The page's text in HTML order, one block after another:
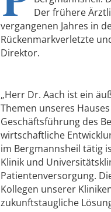
Der frühere
vergangenen Jahres in
Rückenmarkverletzte
Direktor.
„Herr Dr. Aach ist ein
Themen unseres
Geschäftsführung des
wirtschaftliche
im Bergmannsheil tätig
Klinik und
Patientenversorgung.
Kollegen unserer
zukunftstaugliche